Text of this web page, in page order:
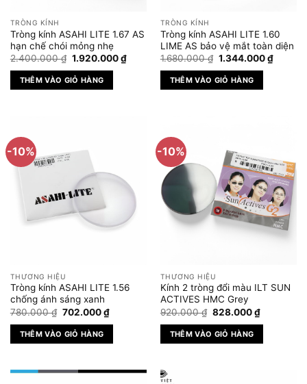
TRÒNG KÍNH
Tròng kính ASAHI LITE 1.67 AS
hạn chế chói mỏng nhẹ
2.400.000₫ Giá
là:
2.400.000 ₫.
1.920.000₫Giá
hiện
1.920.000 ₫.
THÊM VÀO GIỎ HÀNG
TRÒNG KÍNH
Tròng kính ASAHI LITE 1.60
LIME AS bảo vệ mắt toàn diện
1.680.000₫ Giá
là:
1.680.000 ₫.
1.344.000₫Giá
hiện
THÊM VÀO GIỎ HÀNG
-10%
THƯƠNG HIỆU
Tròng kính ASAHI LITE 1.56
chống ánh sáng xanh
780.000₫ Giá
là:
780.000 ₫.
702.000₫Giá
hiện
702.000 ₫.
THÊM VÀO GIỎ HÀNG
-10%
THƯƠNG HIỆU
Kính 2 tròng đổi màu ILT SUN
ACTIVES HMC Grey
920.000₫ Giá
là:
920.000 ₫.
828.000₫Giá
hiện
828.000
THÊM VÀO GIỎ HÀNG